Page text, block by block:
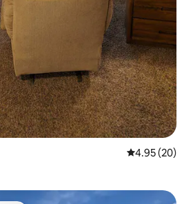
Ukadiriaji wa
4.95 (20)